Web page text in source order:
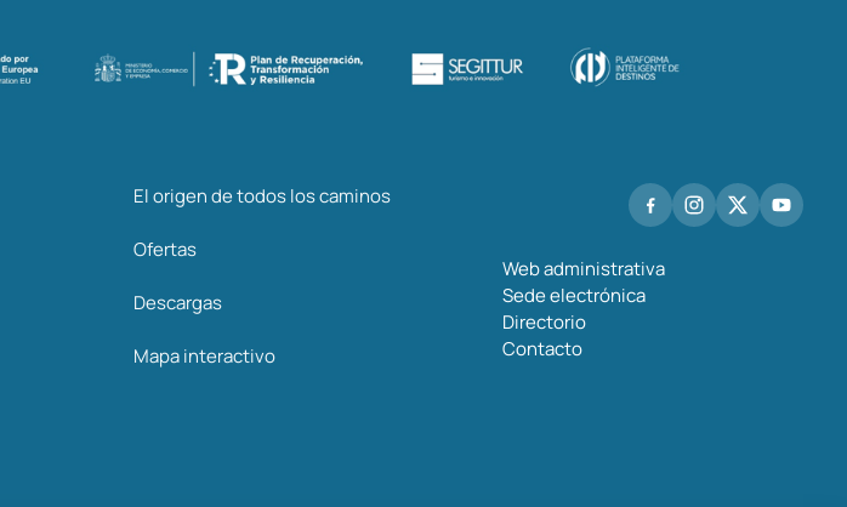
El origen de todos los caminos
Ofertas
Descargas
Mapa interactivo
Web administrativa
Sede electrónica
Directorio
Contacto